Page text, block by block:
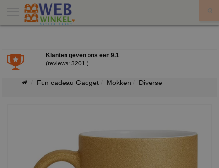
Klanten geven ons een 9.1
(reviews: 3201 )
Fun cadeau Gadget Mokken Diverse